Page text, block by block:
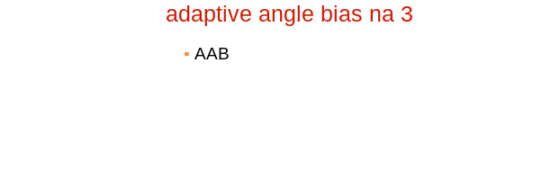
adaptive angle bias na 3
AAB